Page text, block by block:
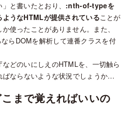
と書いたとおり、 :nth-of-typeを
うなHTMLが提供されていることが
使ったことがありません。また、
らDOMを解析して連番クラスを付
どのいにしえのHTMLを、一切触ら
ばならないような状況でしょうか…
まで覚えればいいの